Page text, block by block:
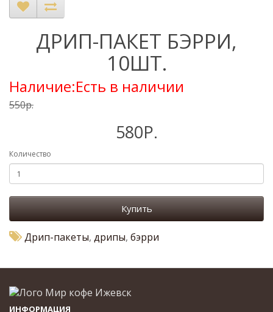
ДРИП-ПАКЕТ БЭРРИ,
10ШТ.
Наличие:Есть в наличии
550р.
580Р.
Количество
Купить
Дрип-пакеты, дрипы, бэрри
ИНФОРМАЦИЯ